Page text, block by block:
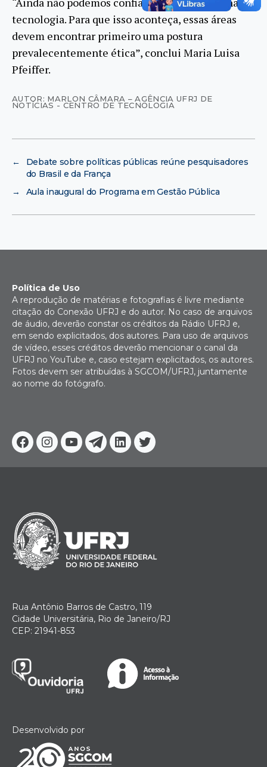
tecnologia. Para que isso aconteça, essas áreas
devem encontrar primeiro uma postura
prevalecentemente ética”, conclui Maria Luisa
Pfeiffer.
AUTOR: MARLON CÂMARA – AGÊNCIA UFRJ DE
NOTÍCIAS - CENTRO DE TECNOLOGIA
←
Debate sobre políticas públicas reúne pesquisadores
do Brasil e da França
→
Aula inaugural do Programa em Gestão Pública
Facebook
Instagram
YoutubeTelegram
Linkedin
Twitter
Política de Uso
A reprodução de matérias e fotografias é livre mediante
citação do Conexão UFRJ e do autor. No caso de arquivos
de áudio, deverão constar os créditos da Rádio UFRJ e,
em sendo explicitados, dos autores. Para uso de arquivos
de vídeo, esses créditos deverão mencionar o canal da
UFRJ no YouTube e, caso estejam explicitados, os autores.
Fotos devem ser atribuídas à SGCOM/UFRJ, juntamente
ao nome do fotógrafo.
Rua Antônio Barros de Castro, 119
Cidade Universitária, Rio de Janeiro/RJ
CEP: 21941-853
Desenvolvido por